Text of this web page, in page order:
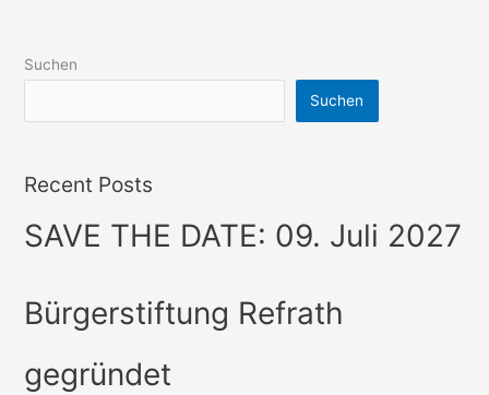
Suchen
Suchen
Recent Posts
SAVE THE DATE: 09. Juli 2027
Bürgerstiftung Refrath
gegründet